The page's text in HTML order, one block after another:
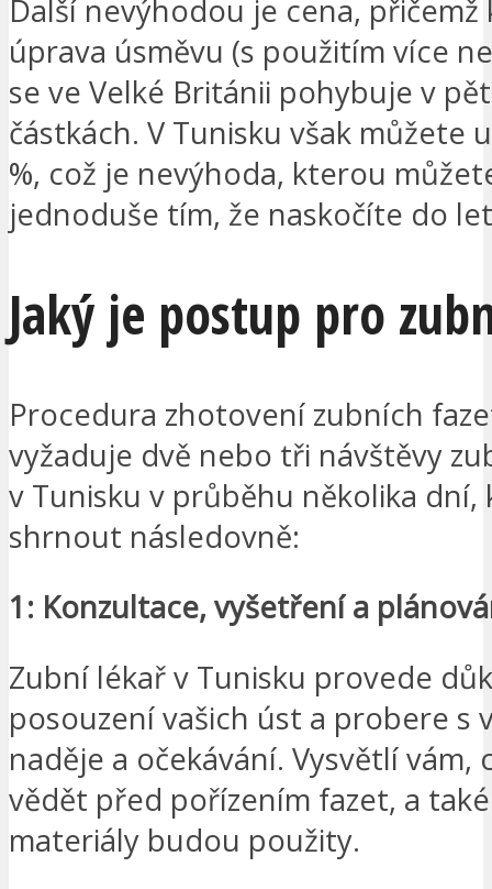
Další nevýhodou je cena,
úprava úsměvu (s použitím více
se ve Velké Británii pohybuje v
částkách. V Tunisku však můžete
%, což je nevýhoda, kterou
jednoduše tím, že naskočíte do
Jaký je postup pro
Procedura zhotovení zubních
vyžaduje dvě nebo tři návštěvy
v Tunisku v průběhu několika dní,
shrnout následovně:
1: Konzultace, vyšetření a
Zubní lékař v Tunisku provede
posouzení vašich úst a probere s
naděje a očekávání. Vysvětlí vám,
vědět před pořízením fazet, a
materiály budou použity.